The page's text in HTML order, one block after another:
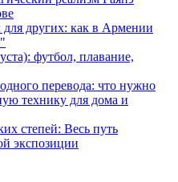
других: как в Армении
футбол, плавание,
перевода: что нужно
технику для дома и
степей: Весь путь
экспозиции